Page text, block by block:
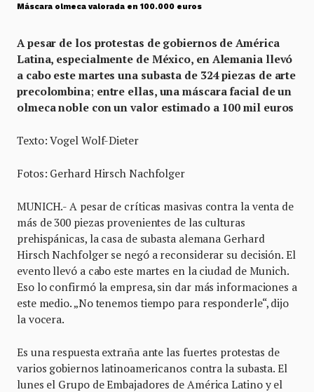
Máscara olmeca valorada en 100.000 euros
A pesar de los protestas de gobiernos de América
Latina, especialmente de México, en Alemania llevó
a cabo este martes una subasta de 324 piezas de arte
precolombina; entre ellas, una máscara facial de un
olmeca noble con un valor estimado a 100 mil euros
Texto: Vogel Wolf-Dieter
Fotos: Gerhard Hirsch Nachfolger
MUNICH.- A pesar de críticas masivas contra la venta de
más de 300 piezas provenientes de las culturas
prehispánicas, la casa de subasta alemana Gerhard
Hirsch Nachfolger se negó a reconsiderar su decisión. El
evento llevó a cabo este martes en la ciudad de Munich.
Eso lo confirmó la empresa, sin dar más informaciones a
este medio. „No tenemos tiempo para responderle“, dijo
la vocera.
Es una respuesta extraña ante las fuertes protestas de
varios gobiernos latinoamericanos contra la subasta. El
lunes el Grupo de Embajadores de América Latino y el